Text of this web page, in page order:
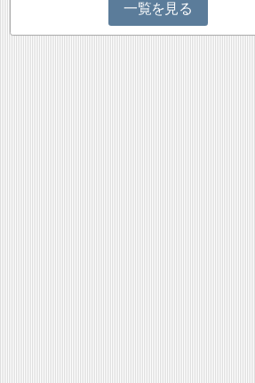
一覧を見る